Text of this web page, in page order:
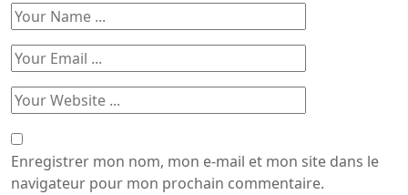
Enregistrer mon nom, mon e-mail et mon site dans le
navigateur pour mon prochain commentaire.